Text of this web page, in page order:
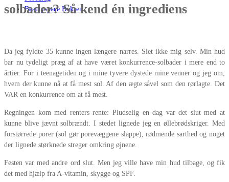
Beautyspace Boksen
solbader? Så kend én ingrediens
Da jeg fyldte 35 kunne ingen længere narres. Slet ikke mig selv. Min hud
bar nu tydeligt præg af at have været konkurrence-solbader i mere end to
årtier. For i teenagetiden og i mine tyvere dystede mine venner og jeg om,
hvem der kunne nå at få mest sol. Af den ægte såvel som den rørlagte. Det
VAR en konkurrence om at få mest.
Regningen kom med renters rente: Pludselig en dag var det slut med at
kunne blive jævnt solbrændt. I stedet lignede jeg en øllebrødskriger. Med
forstørrede porer (sol gør porevæggene slappe), rødmende sarthed og noget
der lignede størknede streger omkring øjnene.
Festen var med andre ord slut. Men jeg ville have min hud tilbage, og fik
det med hjælp fra A-vitamin, skygge og SPF.